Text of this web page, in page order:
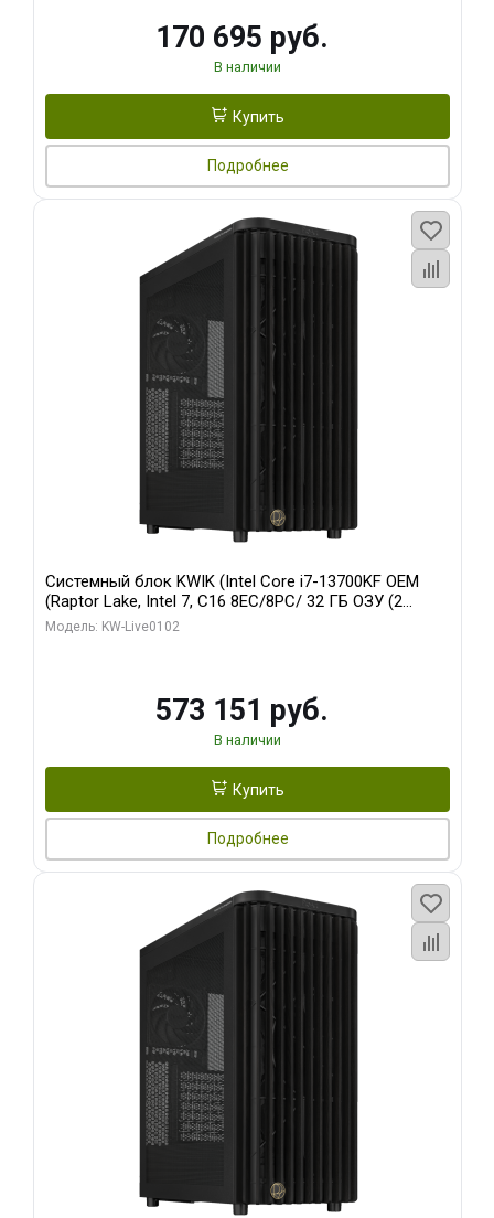
170 695 руб.
В наличии
Купить
Подробнее
Системный блок KWIK (Intel Core i7-13700KF OEM
(Raptor Lake, Intel 7, C16 8EC/8PC/ 32 ГБ ОЗУ (2
модуля)/ Afox RTX4090 24GB GDDR6X 384-Bit 3xDP
Модель: KW-Live0102
573 151 руб.
В наличии
Купить
Подробнее